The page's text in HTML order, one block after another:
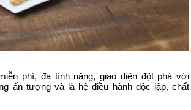
phí, đa tính năng, giao diện đột phá với
ấn tượng và là hệ điều hành độc lập, chất